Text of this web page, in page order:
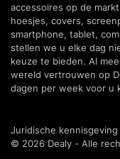
accessoires op de
hoesjes, covers,
smartphone, tablet,
stellen we u elke dag
keuze te bieden. Al
wereld vertrouwen op
dagen per week voor u
© 2026 Dealy - Alle
Juridische kennisgeving